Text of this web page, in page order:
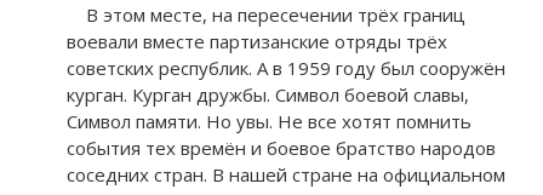
В этом месте, на пересечении трёх границ
воевали вместе партизанские отряды трёх
советских республик. А в 1959 году был сооружён
курган. Курган дружбы. Символ боевой славы,
Символ памяти. Но увы. Не все хотят помнить
события тех времён и боевое братство народов
соседних стран. В нашей стране на официальном